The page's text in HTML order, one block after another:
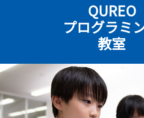
QUREO
プログラミ
教室